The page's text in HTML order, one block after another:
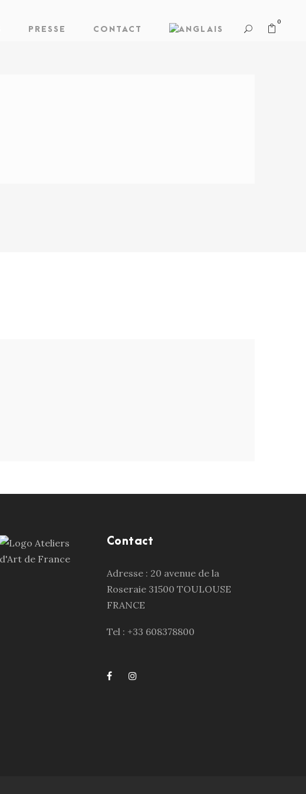
PRESSE CONTACT
0
Contact
Adresse : 20 avenue de la
Roseraie 31500 TOULOUSE
FRANCE
Tel : +33 608378800